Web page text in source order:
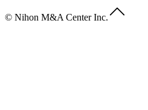
© Nihon M&A Center Inc.